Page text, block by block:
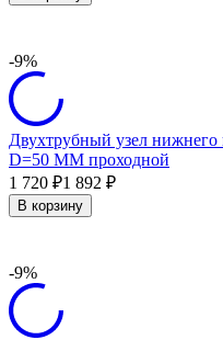
-9%
Двухтрубный узел
D=50 MM проходной
1 720 ₽1 892 ₽
В корзину
-9%